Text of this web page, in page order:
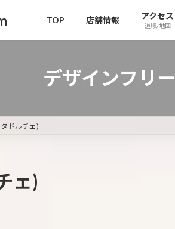
TOP 店舗情報 アクセス
道順/地図
デザインフリー
ドルチェ)
ェ)